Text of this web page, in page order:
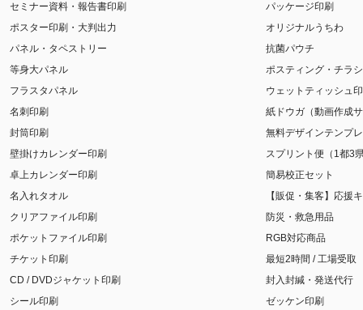
セミナー資料・報告書印刷
ポスター印刷・大判出力
パネル・タペストリー
等身大パネル
フラスタパネル
名刺印刷
封筒印刷
壁掛けカレンダー印刷
卓上カレンダー印刷
名入れタオル
クリアファイル印刷
ポケットファイル印刷
チケット印刷
CD / DVDジャケット印刷
シール印刷
パッケージ印刷
オリジナルうちわ
抗菌パウチ
ポスティング・チラ
ウェットティッシュ
紙ドウガ（動画作成
無料デザインテンプ
スプリント便（1都3
簡易校正セット
【販促・集客】応援
防災・救急用品
RGB対応商品
最短2時間 / 工場受取
封入封緘・発送代行
ゼッケン印刷